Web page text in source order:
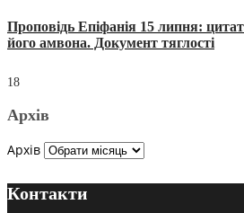
Проповідь Епіфанія 15 липня:
його амвона. Документ тяглості
18
Архів
Архів
Контакти